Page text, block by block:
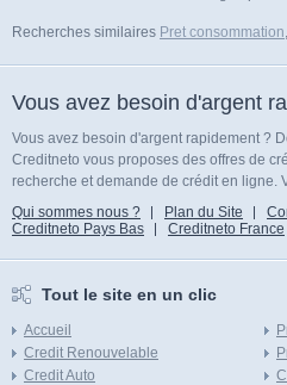
Recherches similaires Pret consommation,
Vous avez besoin d'argent
Vous avez besoin d'argent rapidement ?
Creditneto vous proposes des offres de
recherche et demande de crédit en ligne.
Qui sommes nous ?
Plan du Site
Creditneto Pays Bas
Creditneto France
Tout le site en un clic
Accueil
Credit Renouvelable
Credit Auto